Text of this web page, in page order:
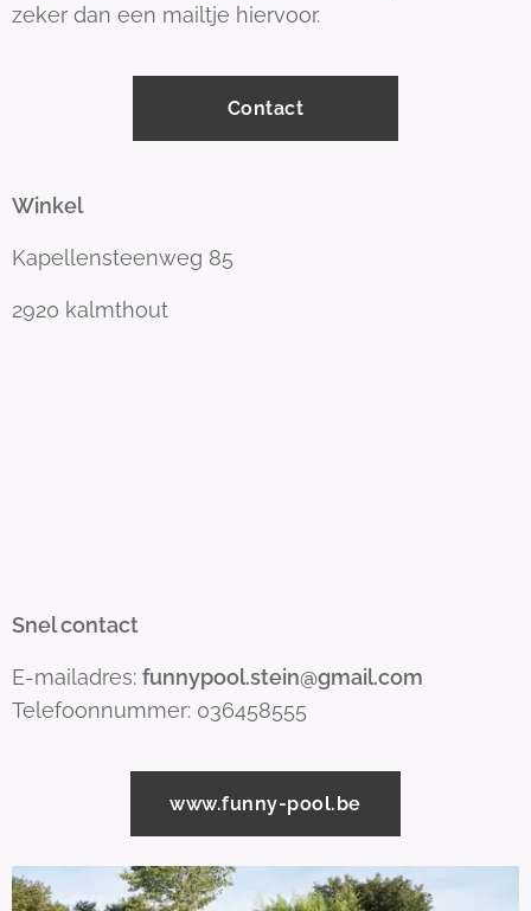
zeker dan een mailtje hiervoor.
Contact
Winkel
Kapellensteenweg 85
2920 kalmthout
Snel contact
E-mailadres: funnypool.stein@gmail.com
Telefoonnummer: 036458555
www.funny-pool.be